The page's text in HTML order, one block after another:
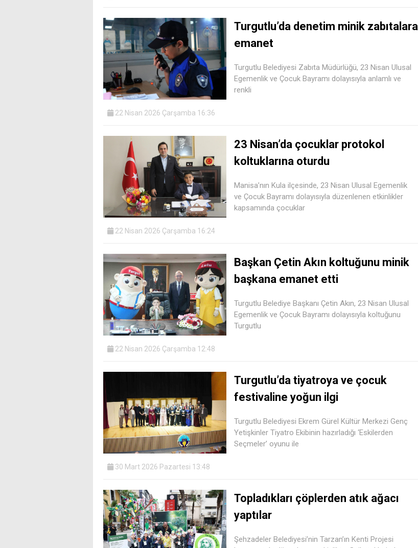
Turgutlu’da denetim minik zabıtalara
emanet
Turgutlu Belediyesi Zabıta Müdürlüğü, 23 Nisan Ulusal
Egemenlik ve Çocuk Bayramı dolayısıyla anlamlı ve
renkli
22 Nisan 2026 Çarşamba 16:36
23 Nisan’da çocuklar protokol
koltuklarına oturdu
Manisa’nın Kula ilçesinde, 23 Nisan Ulusal Egemenlik
ve Çocuk Bayramı dolayısıyla düzenlenen etkinlikler
kapsamında çocuklar
22 Nisan 2026 Çarşamba 16:24
Başkan Çetin Akın koltuğunu minik
başkana emanet etti
Turgutlu Belediye Başkanı Çetin Akın, 23 Nisan Ulusal
Egemenlik ve Çocuk Bayramı dolayısıyla koltuğunu
Turgutlu
22 Nisan 2026 Çarşamba 12:48
Turgutlu’da tiyatroya ve çocuk
festivaline yoğun ilgi
Turgutlu Belediyesi Ekrem Gürel Kültür Merkezi Genç
Yetişkinler Tiyatro Ekibinin hazırladığı ‘Eskilerden
Seçmeler’ oyunu ile
30 Mart 2026 Pazartesi 13:48
Topladıkları çöplerden atık ağacı
yaptılar
Şehzadeler Belediyesi’nin Tarzan’ın Kenti Projesi